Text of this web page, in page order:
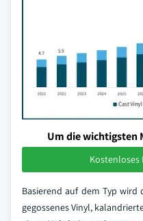
Um die wichtigsten
Kostenloses
Basierend auf dem Typ
gegossenes Vinyl,